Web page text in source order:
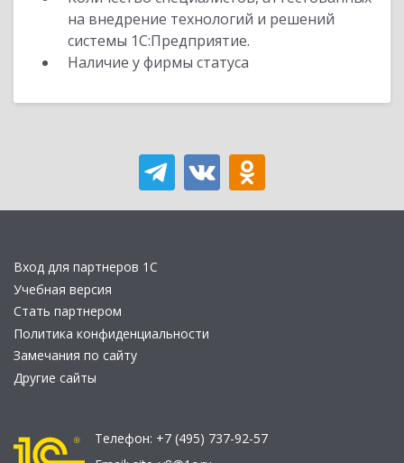
на внедрение технологий и решений
системы 1С:Предприятие.
Наличие у фирмы статуса
Вход для партнеров 1С
Учебная версия
Стать партнером
Политика конфиденциальности
Замечания по сайту
Другие сайты
Телефон: +7 (495) 737-92-57